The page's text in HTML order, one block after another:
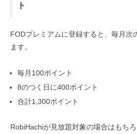
ト
FODプレミアムに登録すると、毎月次
ます。
毎月100ポイント
8のつく日に400ポイント
合計1,300ポイント
RobiHachiが見放題対象の場合はもち